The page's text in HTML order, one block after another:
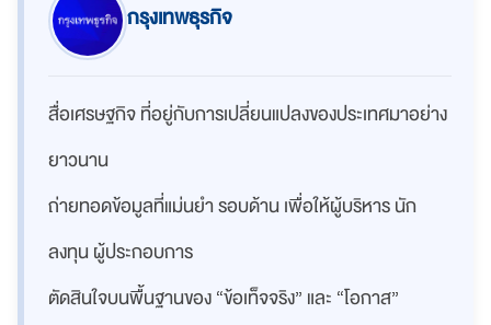
กรุงเทพธุรกิจ
สื่อเศรษฐกิจ ที่อยู่กับการเปลี่ยนแปลงของประเทศมาอย่าง
ยาวนาน
ถ่ายทอดข้อมูลที่แม่นยำ รอบด้าน เพื่อให้ผู้บริหาร นัก
ลงทุน ผู้ประกอบการ
ตัดสินใจบนพื้นฐานของ “ข้อเท็จจริง” และ “โอกาส”